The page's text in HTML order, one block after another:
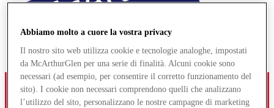
Abbiamo molto a cuore la vostra privacy
Il nostro sito web utilizza cookie e tecnologie analoghe, impostati
da McArthurGlen per una serie di finalità. Alcuni cookie sono
necessari (ad esempio, per consentire il corretto funzionamento del
sito). I cookie non necessari comprendono quelli che analizzano
l’utilizzo del sito, personalizzano le nostre campagne di marketing